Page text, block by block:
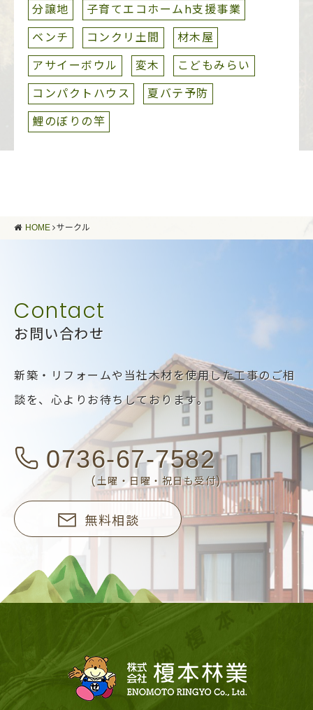
分譲地
子育てエコホームh支援事業
ベンチ
コンクリ土間
材木屋
アサイーボウル
変木
こどもみらい
コンパクトハウス
夏バテ予防
鯉のぼりの竿
HOME サークル
お問い合わせ
新築・リフォームや当社木材を使用した工事のご相
談を、 心よりお待ちしております。
0736-67-7582
(土曜・日曜・祝日も受付)
無料相談